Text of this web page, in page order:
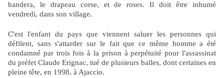
bandera, le drapeau corse, et de roses. Il doit être inhumé
vendredi, dans son village.
C'est l'enfant du pays que viennent saluer les personnes qui
défilent, sans s'attarder sur le fait que ce même homme a été
condamné par trois fois à la prison à perpétuité pour l'assassinat
du préfet Claude Erignac, tué de plusieurs balles, dont certaines en
pleine tête, en 1998, à Ajaccio.